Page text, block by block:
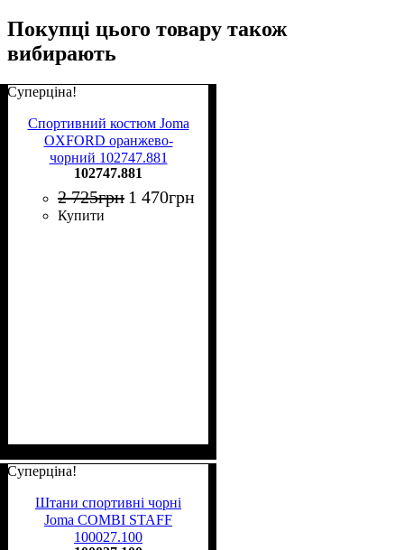
Покупці цього товару також
вибирають
Суперціна!
Спортивний костюм Joma
OXFORD оранжево-
чорний 102747.881
102747.881
2 725грн 1 470грн
Купити
Суперціна!
Штани спортивні чорні
Joma COMBI STAFF
100027.100